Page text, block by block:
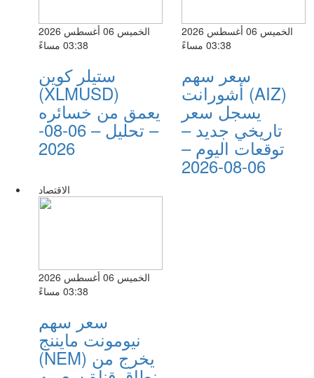
الخميس 06 أغسطس 2026
03:38 مساءً
ستيلر كوين
(XLMUSD)
يعمق من خسائره
– تحليل – 06-08-
2026
الخميس 06 أغسطس 2026
03:38 مساءً
سعر سهم
أشورانت (AIZ)
يسجل سعر
تاريخي جديد –
توقعات اليوم –
06-08-2026
الاقتصاد
الخميس 06 أغسطس 2026
03:38 مساءً
سعر سهم
نيومونت مايننج
(NEM) يخرج من